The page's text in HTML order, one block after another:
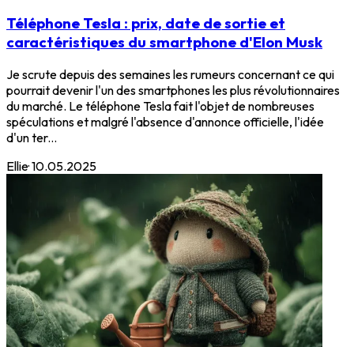
Téléphone Tesla : prix, date de sortie et
caractéristiques du smartphone d'Elon Musk
Je scrute depuis des semaines les rumeurs concernant ce qui
pourrait devenir l'un des smartphones les plus révolutionnaires
du marché. Le téléphone Tesla fait l'objet de nombreuses
spéculations et malgré l'absence d'annonce officielle, l'idée
d'un ter...
Ellie·10.05.2025